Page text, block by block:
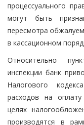
процессуального
могут быть
пересмотра
в кассационном
Относительно
инспекции банк
Налогового
расходов на
целях
производятся в